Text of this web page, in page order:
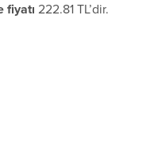
fiyatı 222.81 TL’dir.